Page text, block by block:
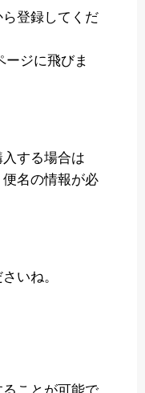
ら登録してくだ
ージに飛びま
する場合は
名の情報が必
いね。